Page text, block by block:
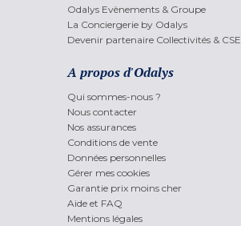
Odalys Evènements & Groupe
La Conciergerie by Odalys
Devenir partenaire Collectivités & CSE
A propos d'Odalys
Qui sommes-nous ?
Nous contacter
Nos assurances
Conditions de vente
Données personnelles
Gérer mes cookies
Garantie prix moins cher
Aide et FAQ
Mentions légales